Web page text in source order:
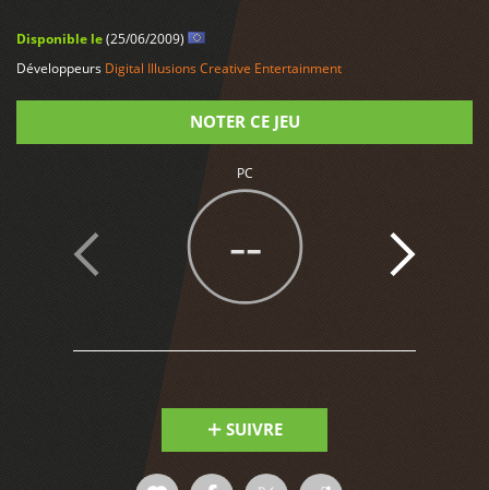
Disponible le(25/06/2009)
Développeurs Digital Illusions Creative Entertainment
NOTER CE JEU
PC
--
SUIVRE